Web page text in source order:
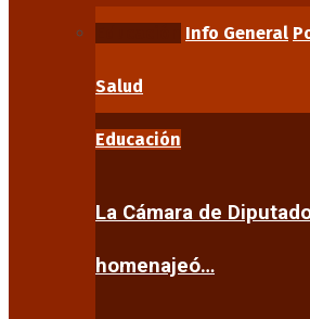
Info General
Salud
Educación
La Cámara de
homenajeó…